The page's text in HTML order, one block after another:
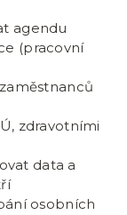
agendu
(pracovní
zdravotními
data a
osobních